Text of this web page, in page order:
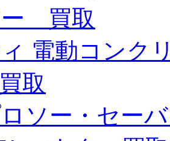
ー 買取
電動コンク
取
ソー・セー